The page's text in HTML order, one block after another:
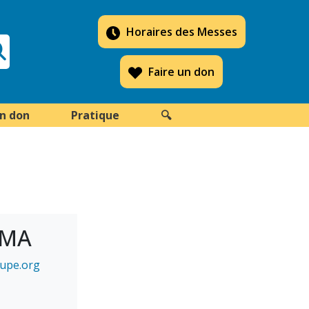
Horaires des Messes
Faire un don
don Pratique 🔍